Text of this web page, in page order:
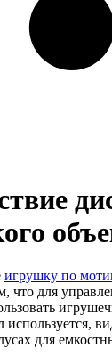
игрушку по
что для
используется,
для